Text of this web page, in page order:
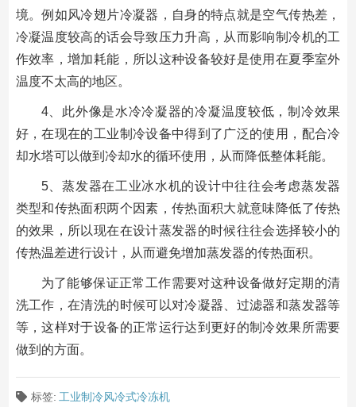
境。例如风冷翅片冷凝器，自身的特点就是空气传热差，
冷凝温度较高的话会导致压力升高，从而影响制冷机的工
作效率，增加耗能，所以这种设备较好是使用在夏季室外
温度不太高的地区。
4、此外像是水冷冷凝器的冷凝温度较低，制冷效果
好，在现在的工业制冷设备中得到了广泛的使用，配合冷
却水塔可以做到冷却水的循环使用，从而降低整体耗能。
5、蒸发器在工业冰水机的设计中往往会考虑蒸发器
类型和传热面积两个因素，传热面积大就意味降低了传热
的效果，所以现在在设计蒸发器的时候往往会选择较小的
传热温差进行设计，从而避免增加蒸发器的传热面积。
为了能够保证正常工作需要对这种设备做好定期的清
洗工作，在清洗的时候可以对冷凝器、过滤器和蒸发器等
等，这样对于设备的正常运行达到更好的制冷效果所需要
做到的方面。
标签: 工业制冷风冷式冷冻机